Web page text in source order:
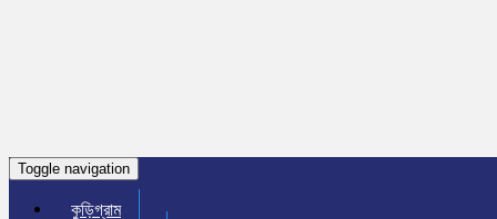
Toggle navigation
কুড়িগ্রাম